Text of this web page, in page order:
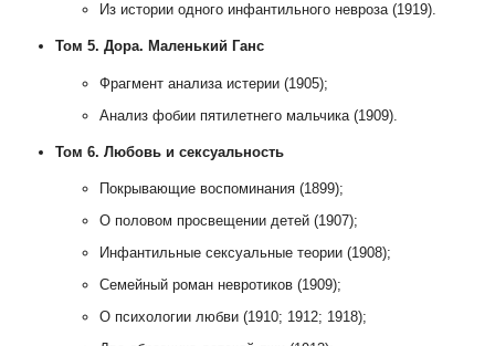
Из истории одного инфантильного невроза (1919).
Том 5. Дора. Маленький Ганс
Фрагмент анализа истерии (1905);
Анализ фобии пятилетнего мальчика (1909).
Том 6. Любовь и сексуальность
Покрывающие воспоминания (1899);
О половом просвещении детей (1907);
Инфантильные сексуальные теории (1908);
Семейный роман невротиков (1909);
О психологии любви (1910; 1912; 1918);